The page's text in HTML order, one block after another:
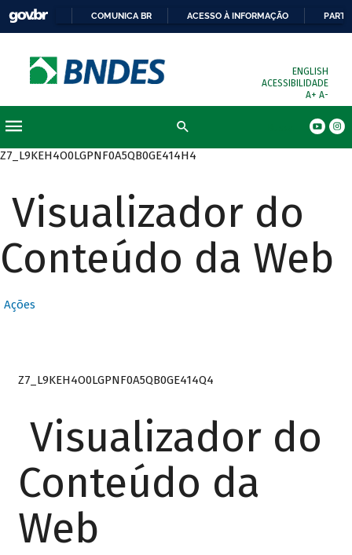
COMUNICA BR ACESSO À INFORMAÇÃO
ENGLISH
ACESSIBILIDADE
A+ A-
Z7_L9KEH4O0LGPNF0A5QB0GE414H4
Visualizador do
Conteúdo da Web
Ações
Z7_L9KEH4O0LGPNF0A5QB0GE414Q4
Visualizador do
Conteúdo da
Web